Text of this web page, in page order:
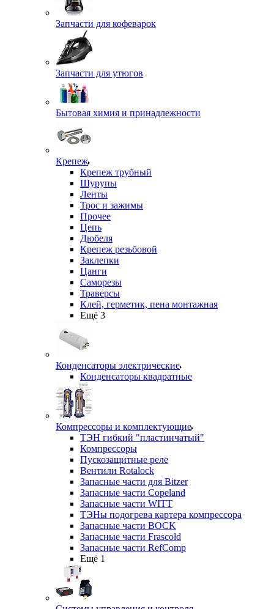
Запчасти для кофеварок
Запчасти для утюгов
Бытовая химия и принадлежности
Крепеж
Крепеж трубный
Шурупы
Ленты
Трос и зажимы
Прочее
Цепь
Дюбеля
Крепеж резьбовой
Заклепки
Цанги
Саморезы
Траверсы
Клей, герметик, пена монтажная
Ещё 3
Конденсаторы электрические
Конденсаторы квадратные
Компрессоры и комплектующие
ТЭН гибкий "пластинчатый"
Компрессоры
Пускозащитные реле
Вентили Rotalock
Запасные части для Bitzer
Запасные части Copeland
Запасные части WITT
ТЭНы подогрева картера компрессора
Запасные части BOCK
Запасные части Frascold
Запасные части RefComp
Ещё 1